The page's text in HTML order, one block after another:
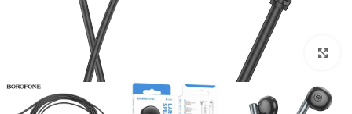
برای بزرگنمایی کلیک کنید